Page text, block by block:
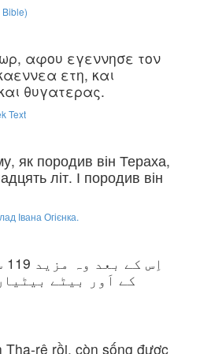
Bible)
αφου εγεννησε τον
ετη, και
θυγατερας.
Text
як породив він Тераха,
літ. І породив він
Івана Огієнка.
کے اَور بیٹے
Tha-rê rồi, còn sống được